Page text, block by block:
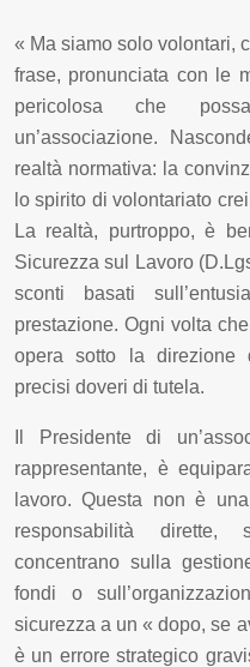
« Ma siamo solo volontari,
frase, pronunciata con le
pericolosa che
un’associazione.
realtà normativa: la
lo spirito di volontariato
La realtà, purtroppo, è
Sicurezza sul Lavoro
sconti basati
prestazione. Ogni volta
opera sotto la direzione
precisi doveri di tutela.
Il Presidente di
rappresentante, è
lavoro. Questa non è
responsabilità
concentrano sulla
fondi o
sicurezza a un « dopo, se
è un errore strategico